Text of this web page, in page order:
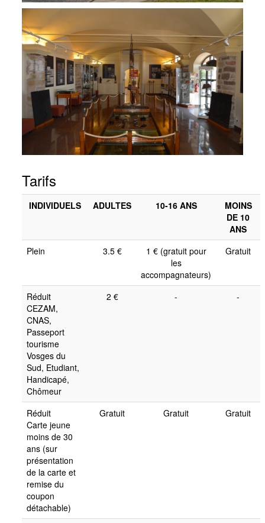
Tarifs
INDIVIDUELS ADULTES 10-16 ANS
MOINS
DE 10
ANS
Plein
3.5 €
1 € (gratuit pour
les
accompagnateurs)
Gratuit
Réduit
CEZAM,
CNAS,
Passeport
tourisme
Vosges du
Sud, Etudiant,
Handicapé,
Chômeur
2 € - -
Réduit
Carte jeune
moins de 30
ans (sur
présentation
de la carte et
remise du
coupon
détachable)
Gratuit Gratuit Gratuit